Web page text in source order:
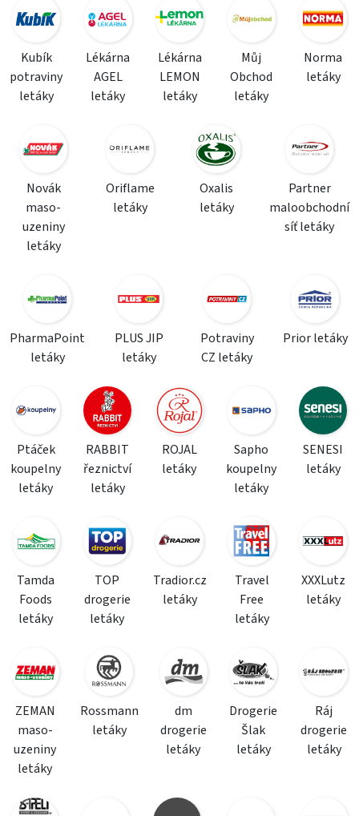
Kubík
potraviny
letáky
Lékárna
AGEL
letáky
Lékárna
LEMON
letáky
Můj
Obchod
letáky
Norma
letáky
Novák
maso-
uzeniny
letáky
Oriflame
letáky
Oxalis
letáky
Partner
maloobchodní
síť letáky
PharmaPoint
letáky
PLUS JIP
letáky
Potraviny
CZ letáky
Prior letáky
Ptáček
koupelny
letáky
RABBIT
řeznictví
letáky
ROJAL
letáky
Sapho
koupelny
letáky
SENESI
letáky
Tamda
Foods
letáky
TOP
drogerie
letáky
Tradior.cz
letáky
Travel
Free
letáky
XXXLutz
letáky
ZEMAN
maso-
uzeniny
letáky
Rossmann
letáky
dm
drogerie
letáky
Drogerie
Šlak
letáky
Ráj
drogerie
letáky